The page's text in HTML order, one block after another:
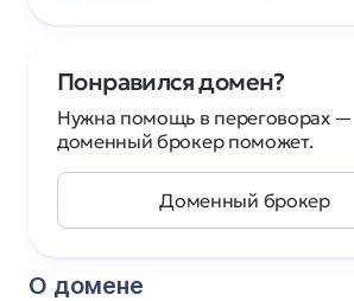
О домене
Понравился домен?
Нужна помощь в переговорах —
доменный брокер поможет.
Доменный брокер